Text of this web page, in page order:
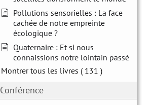
Pollutions sensorielles : La face
cachée de notre empreinte
écologique ?
Quaternaire : Et si nous
connaissions notre lointain passé
Montrer tous les livres ( 131 )
Conférence